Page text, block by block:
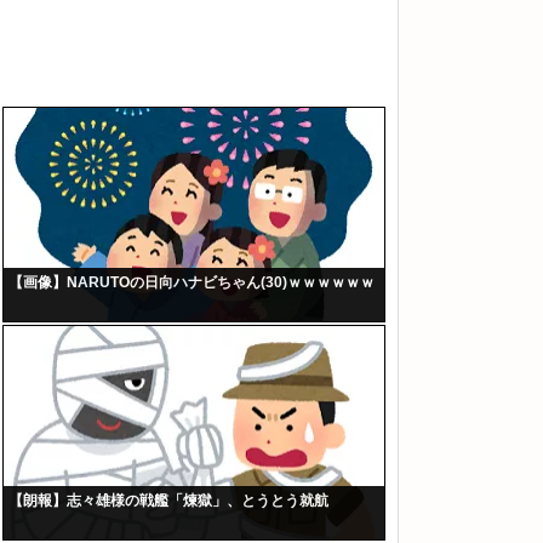
【画像】NARUTOの日向ハナビちゃん(30)ｗｗｗｗｗｗ
【朗報】志々雄様の戦艦「煉獄」、とうとう就航